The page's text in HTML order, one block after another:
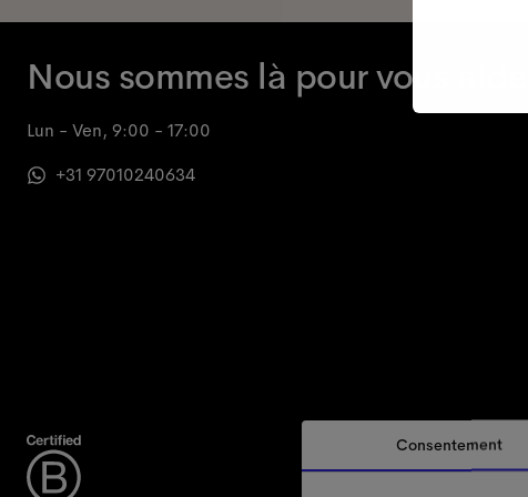
Consentement
Nous sommes là pour vous aider.
Lun - Ven, 9:00 - 17:00
+31 97010240634